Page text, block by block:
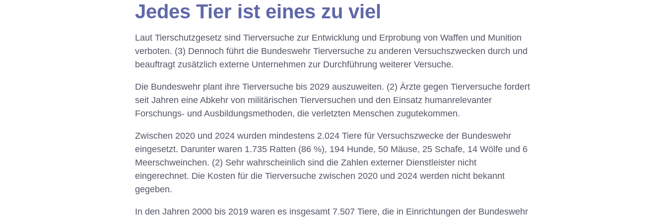
Jedes Tier ist eines zu viel
Laut Tierschutzgesetz sind Tierversuche zur Entwicklung und Erprobung von Waffen und Munition
verboten. (3) Dennoch führt die Bundeswehr Tierversuche zu anderen Versuchszwecken durch und
beauftragt zusätzlich externe Unternehmen zur Durchführung weiterer Versuche.
Die Bundeswehr plant ihre Tierversuche bis 2029 auszuweiten. (2) Ärzte gegen Tierversuche fordert
seit Jahren eine Abkehr von militärischen Tierversuchen und den Einsatz humanrelevanter
Forschungs- und Ausbildungsmethoden, die verletzten Menschen zugutekommen.
Zwischen 2020 und 2024 wurden mindestens 2.024 Tiere für Versuchszwecke der Bundeswehr
eingesetzt. Darunter waren 1.735 Ratten (86 %), 194 Hunde, 50 Mäuse, 25 Schafe, 14 Wölfe und 6
Meerschweinchen. (2) Sehr wahrscheinlich sind die Zahlen externer Dienstleister nicht
eingerechnet. Die Kosten für die Tierversuche zwischen 2020 und 2024 werden nicht bekannt
gegeben.
In den Jahren 2000 bis 2019 waren es insgesamt 7.507 Tiere, die in Einrichtungen der Bundeswehr